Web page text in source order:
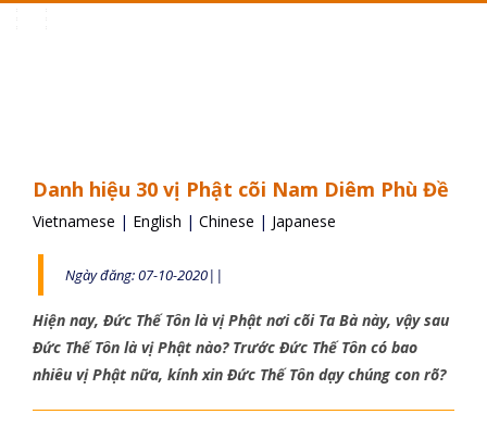
Danh hiệu 30 vị Phật cõi Nam Diêm Phù Đề
Vietnamese | English | Chinese | Japanese
Ngày đăng: 07-10-2020||
Hiện nay, Đức Thế Tôn là vị Phật nơi cõi Ta Bà này, vậy sau
Đức Thế Tôn là vị Phật nào? Trước Đức Thế Tôn có bao
nhiêu vị Phật nữa, kính xin Đức Thế Tôn dạy chúng con rõ?